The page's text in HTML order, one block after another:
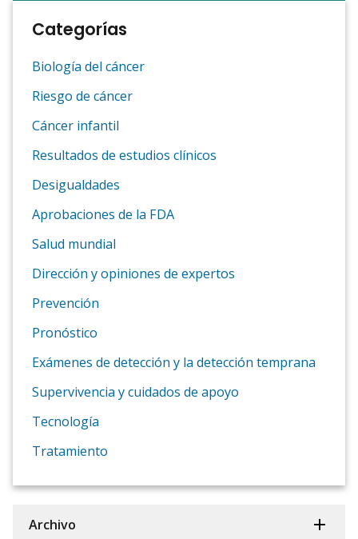
Categorías
Biología del cáncer
Riesgo de cáncer
Cáncer infantil
Resultados de estudios clínicos
Desigualdades
Aprobaciones de la FDA
Salud mundial
Dirección y opiniones de expertos
Prevención
Pronóstico
Exámenes de detección y la detección temprana
Supervivencia y cuidados de apoyo
Tecnología
Tratamiento
Archivo